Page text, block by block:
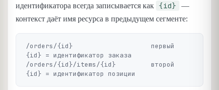
идентификатора всегда записывается как {id}
—
контекст даёт имя ресурса в предыдущем сегменте:
/orders/{id}                    первый
{id} = идентификатор заказа
/orders/{id}/items/{id}         второй